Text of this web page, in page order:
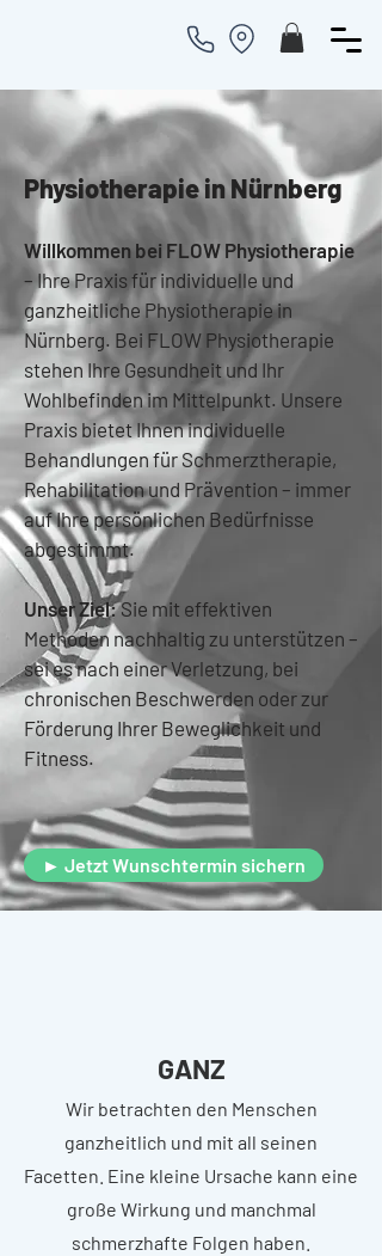
Physiotherapie in Nürnberg
Willkommen bei FLOW Physiotherapie
– Ihre Praxis für individuelle und
ganzheitliche Physiotherapie in
Nürnberg. Bei FLOW Physiotherapie
stehen Ihre Gesundheit und Ihr
Wohlbefinden im Mittelpunkt. Unsere
Praxis bietet Ihnen individuelle
Behandlungen für Schmerztherapie,
Rehabilitation und Prävention – immer
auf Ihre persönlichen Bedürfnisse
abgestimmt.
Unser Ziel:Sie mit effektiven
Methoden nachhaltig zu unterstützen –
sei es nach einer Verletzung, bei
chronischen Beschwerden oder zur
Förderung Ihrer Beweglichkeit und
Fitness.
► Jetzt Wunschtermin sichern
GANZ
Wir betrachten den Menschen
ganzheitlich und mit all seinen
Facetten. Eine kleine Ursache kann eine
große Wirkung und manchmal
schmerzhafte Folgen haben.